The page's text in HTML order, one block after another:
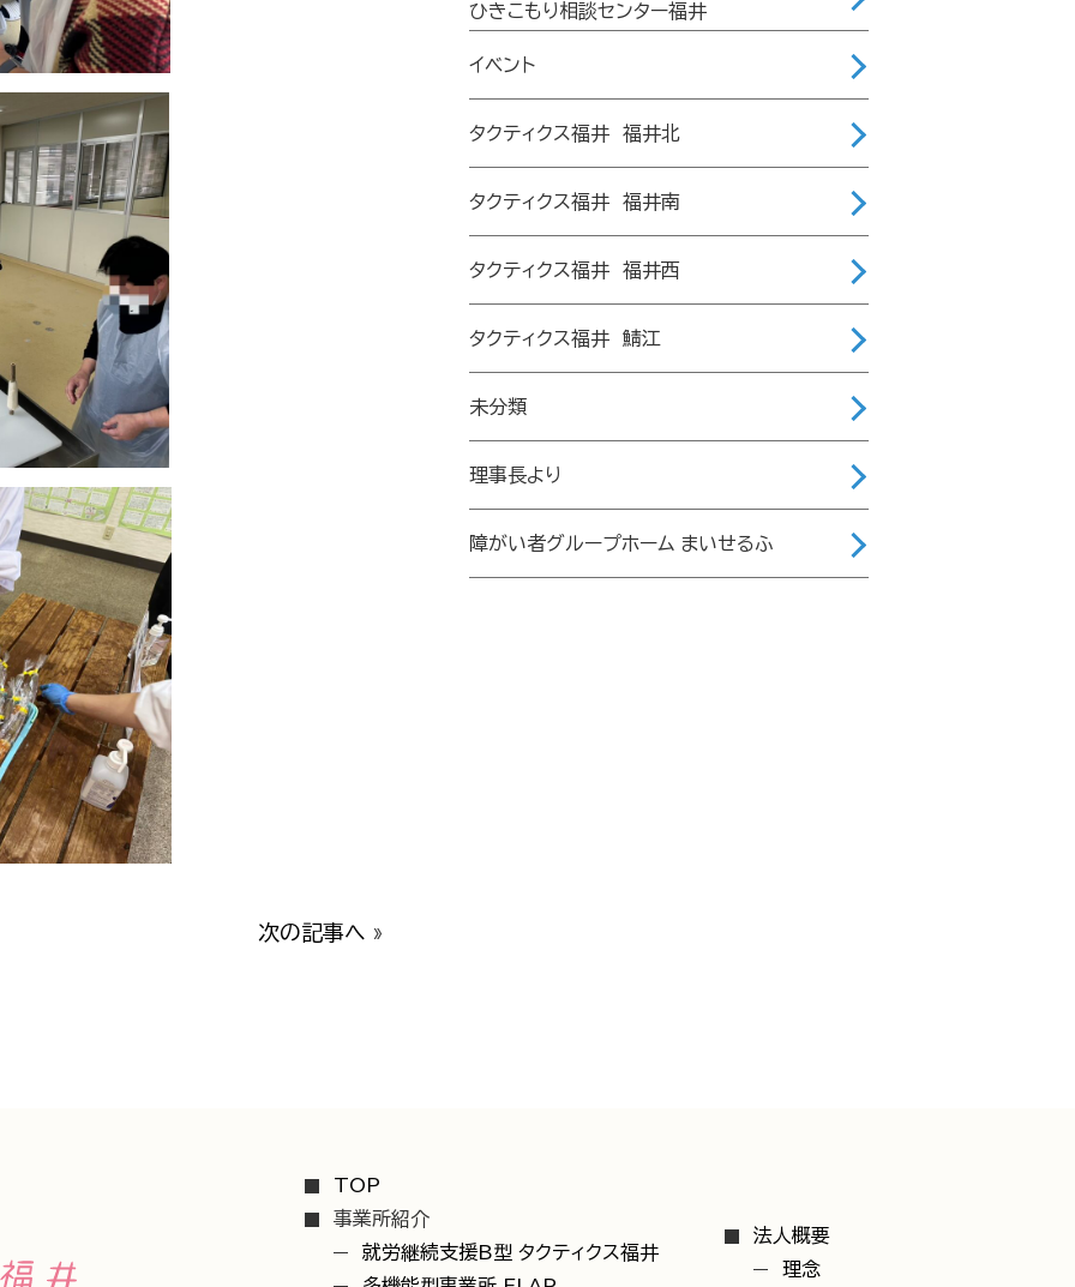
次の記事へ »
ひきこもり相談センター福井
イベント
タクティクス福井 福井北
タクティクス福井 福井南
タクティクス福井 福井西
タクティクス福井 鯖江
未分類
理事長より
障がい者グループホーム まいせるふ
TOP
事業所紹介
就労継続支援B型 タクティクス福井
法人概要
理念